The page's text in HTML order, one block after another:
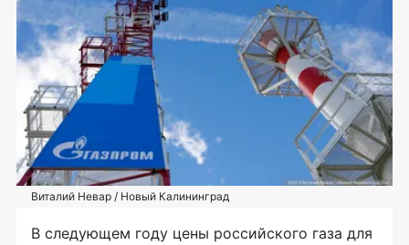
Виталий Невар / Новый Калининград
В следующем году цены российского газа для